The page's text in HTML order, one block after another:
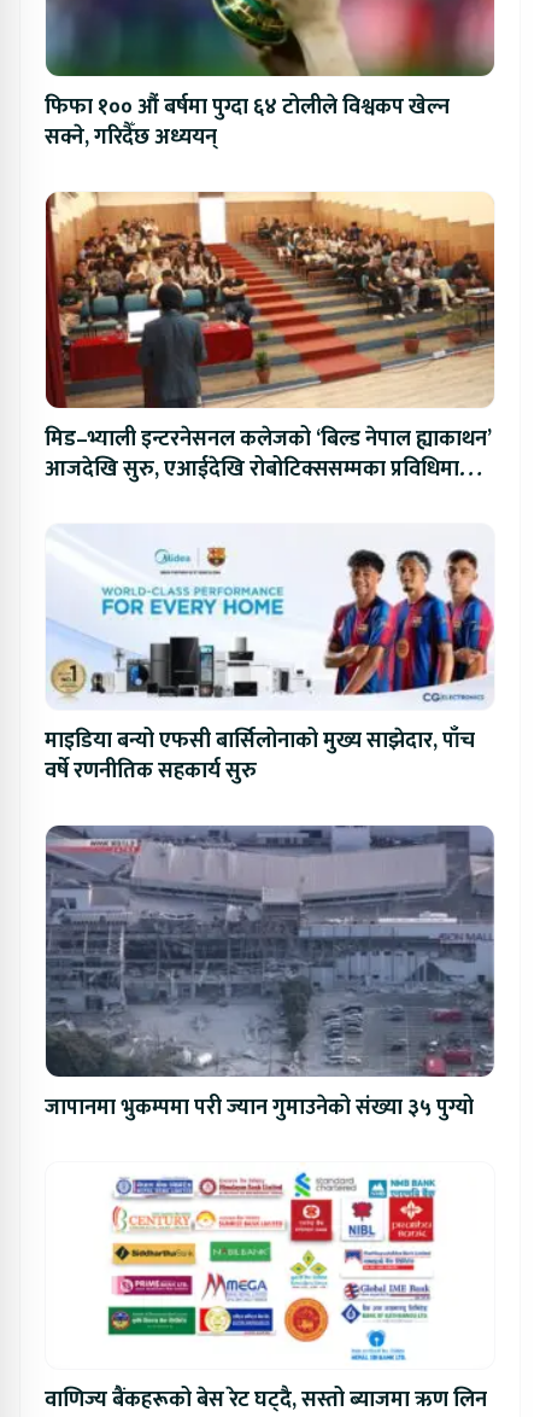
फिफा १०० औं बर्षमा पुग्दा ६४ टोलीले विश्वकप खेल्न
सक्ने, गरिदैँछ अध्ययन्
मिड–भ्याली इन्टरनेसनल कलेजको ‘बिल्ड नेपाल ह्याकाथन’
आजदेखि सुरु, एआईदेखि रोबोटिक्ससम्मका प्रविधिमा
माइडिया बन्यो एफसी बार्सिलोनाको मुख्य साझेदार, पाँच
वर्षे रणनीतिक सहकार्य सुरु
जापानमा भुकम्पमा परी ज्यान गुमाउनेको संख्या ३५ पुग्यो
वाणिज्य बैंकहरूको बेस रेट घट्दै, सस्तो ब्याजमा ऋण लिन